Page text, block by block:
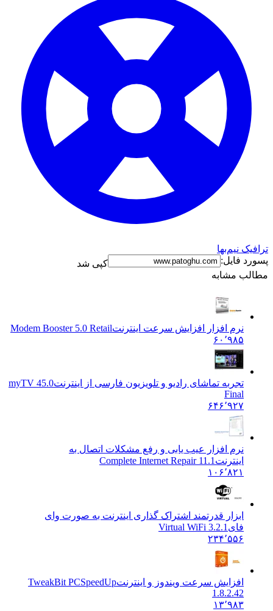
ترافیک نیم‌بها
پسورد فایل:
کپی شد
مطالب مشابه
نرم افزار افزایش سرعت اینترنتModem Booster 5.0 Retail
۶۰٬۹۸۵
تجربه تماشای رادیو و تلویزیون فارسی از اینترنتmyTV 45.0
Final
۶۴۶٬۹۲۷
نرم افزار عیب یابی و رفع مشکلات اتصال به
اینترنتComplete Internet Repair 11.1
۱۰۶٬۸۲۱
ابزار قدرتمند اشتراک گذاری اینترنت به صورت وای
فایVirtual WiFi 3.2.1
۲۳۴٬۵۵۶
افزایش سرعت ویندوز و اینترنتTweakBit PCSpeedUp
1.8.2.42
۱۳٬۹۸۳